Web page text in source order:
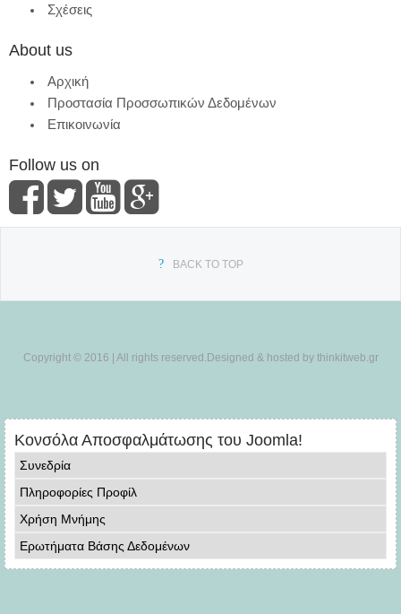
Σχέσεις
About us
Αρχική
Προστασία Προσσωπικών Δεδομένων
Επικοινωνία
Follow us on
BACK TO TOP
Copyright © 2016 | All rights reserved.Designed & hosted by thinkitweb.gr
Κονσόλα Αποσφαλμάτωσης του Joomla!
Συνεδρία
Πληροφορίες Προφίλ
Χρήση Μνήμης
Ερωτήματα Βάσης Δεδομένων